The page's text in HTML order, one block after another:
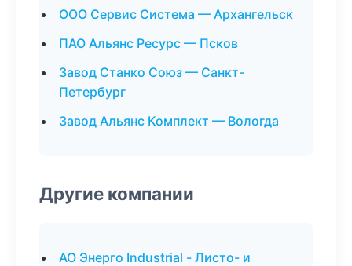
ООО Сервис Система — Архангельск
ПАО Альянс Ресурс — Псков
Завод Станко Союз — Санкт-
Петербург
Завод Альянс Комплект — Вологда
Другие компании
АО Энерго Industrial - Листо- и